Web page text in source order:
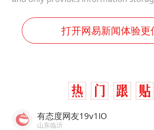
打开网易新闻体验更
有态度网友19v1lO
山东临沂